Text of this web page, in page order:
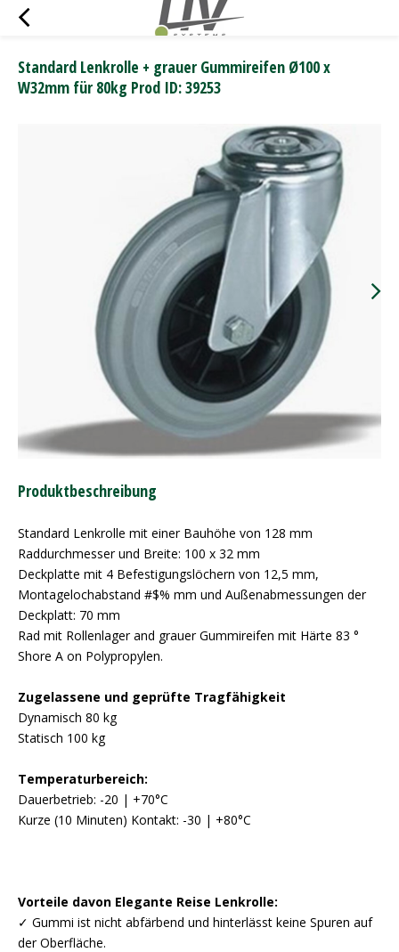
Standard Lenkrolle + grauer Gummireifen Ø100 x
W32mm für 80kg Prod ID: 39253
Produktbeschreibung
Standard Lenkrolle mit einer Bauhöhe von 128 mm
Raddurchmesser und Breite: 100 x 32 mm
Deckplatte mit 4 Befestigungslöchern von 12,5 mm,
Montagelochabstand #$% mm und Außenabmessungen der
Deckplatt: 70 mm
Rad mit Rollenlager and grauer Gummireifen mit Härte 83 °
Shore A on Polypropylen.
Zugelassene und geprüfte Tragfähigkeit
Dynamisch 80 kg
Statisch 100 kg
Temperaturbereich:
Dauerbetrieb: -20 | +70°C
Kurze (10 Minuten) Kontakt: -30 | +80°C
Vorteile davon Elegante Reise Lenkrolle:
✓ Gummi ist nicht abfärbend und hinterlässt keine Spuren auf
der Oberfläche.